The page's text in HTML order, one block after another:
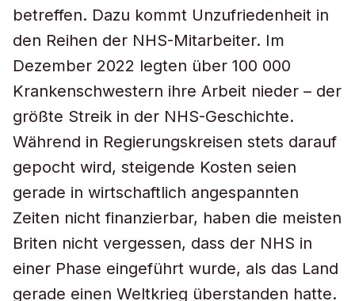
betreffen. Dazu kommt Unzufriedenheit in
den Reihen der NHS-Mitarbeiter. Im
Dezember 2022 legten über 100 000
Krankenschwestern ihre Arbeit nieder – der
größte Streik in der NHS-Geschichte.
Während in Regierungskreisen stets darauf
gepocht wird, steigende Kosten seien
gerade in wirtschaftlich angespannten
Zeiten nicht finanzierbar, haben die meisten
Briten nicht vergessen, dass der NHS in
einer Phase eingeführt wurde, als das Land
gerade einen Weltkrieg überstanden hatte.